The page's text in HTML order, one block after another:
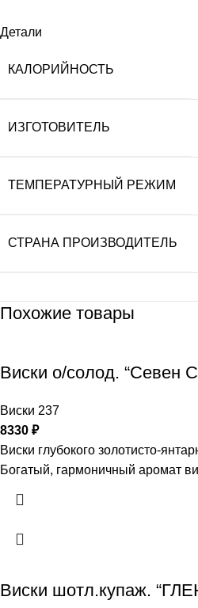
Детали
КАЛОРИЙНОСТЬ
ИЗГОТОВИТЕЛЬ
ТЕМПЕРАТУРНЫЙ РЕЖИМ
СТРАНА ПРОИЗВОДИТЕЛЬ
Похожие товары
Виски о/солод.
Виски 237
8330 ₽
Виски глубокого золотисто-
Богатый, гармоничный аромат
Виски шотл.купаж.